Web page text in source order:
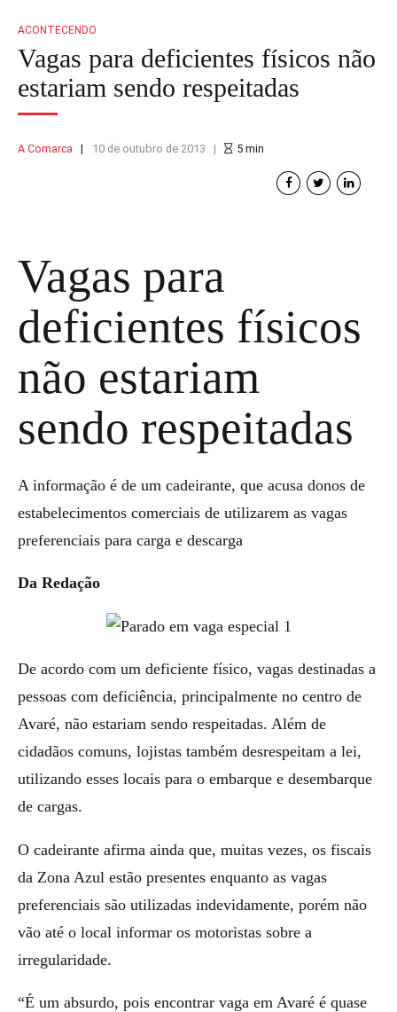
ACONTECENDO
Vagas para deficientes físicos não
estariam sendo respeitadas
A Comarca 10 de outubro de 2013 5 min
Vagas para
deficientes físicos
não estariam
sendo respeitadas
A informação é de um cadeirante, que acusa donos de
estabelecimentos comerciais de utilizarem as vagas
preferenciais para carga e descarga
Da Redação
De acordo com um deficiente físico, vagas destinadas a
pessoas com deficiência, principalmente no centro de
Avaré, não estariam sendo respeitadas. Além de
cidadãos comuns, lojistas também desrespeitam a lei,
utilizando esses locais para o embarque e desembarque
de cargas.
O cadeirante afirma ainda que, muitas vezes, os fiscais
da Zona Azul estão presentes enquanto as vagas
preferenciais são utilizadas indevidamente, porém não
vão até o local informar os motoristas sobre a
irregularidade.
“É um absurdo, pois encontrar vaga em Avaré é quase